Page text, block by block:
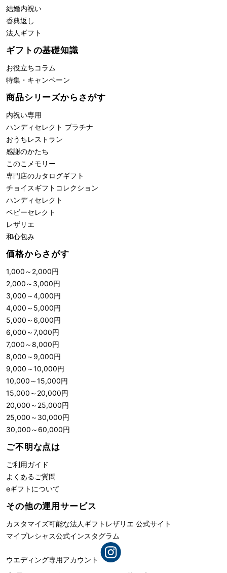
結婚内祝い
香典返し
法人ギフト
ギフトの基礎知識
お役立ちコラム
特集・キャンペーン
商品シリーズからさがす
内祝い専用
ハンディセレクト プラチナ
おうちレストラン
感謝のかたち
このこメモリー
専門店のカタログギフト
チョイスギフトコレクション
ハンディセレクト
ベビーセレクト
レザリエ
和心包み
価格からさがす
1,000 ～ 2,000円
2,000 ～ 3,000円
3,000 ～4,000円
4,000 ～ 5,000円
5,000 ～ 6,000円
6,000 ～7,000円
7,000 ～8,000円
8,000 ～ 9,000円
9,000 ～10,000円
10,000 ～15,000円
15,000 ～ 20,000円
20,000 ～ 25,000円
25,000 ～ 30,000円
30,000 ～ 60,000円
ご不明な点は
ご利用ガイド
よくあるご質問
eギフトについて
その他の運用サービス
カスタマイズ可能な法人ギフト レザリエ 公式サイト
マイプレシャス公式インスタグラム
ウエディング専用アカウント